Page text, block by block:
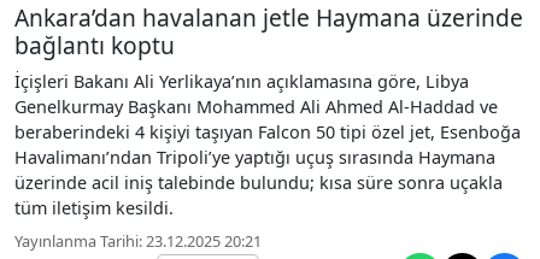
Ankara’dan havalanan jetle Haymana üzerinde
bağlantı koptu
İçişleri Bakanı Ali Yerlikaya’nın açıklamasına göre, Libya
Genelkurmay Başkanı Mohammed Ali Ahmed Al-Haddad ve
beraberindeki 4 kişiyi taşıyan Falcon 50 tipi özel jet, Esenboğa
Havalimanı’ndan Tripoli’ye yaptığı uçuş sırasında Haymana
üzerinde acil iniş talebinde bulundu; kısa süre sonra uçakla
tüm iletişim kesildi.
Yayınlanma Tarihi: 23.12.2025 20:21